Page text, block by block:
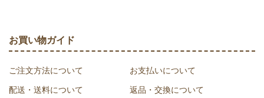
お買い物ガイド
ご注文方法について お支払いについて
配送・送料について 返品・交換について